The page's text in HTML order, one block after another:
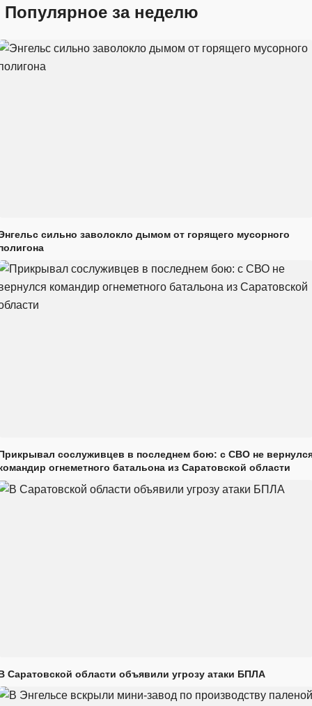
Популярное за неделю
сильно заволокло дымом от горящего мусорного
сослуживцев в последнем бою: с СВО не
огнеметного батальона из Саратовской области
Саратовской области объявили угрозу атаки БПЛА